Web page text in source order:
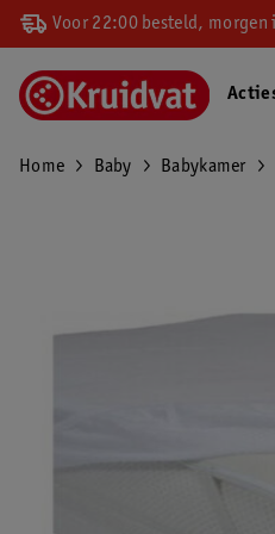
Voor 22:00 besteld, morgen
Home Baby Babykamer